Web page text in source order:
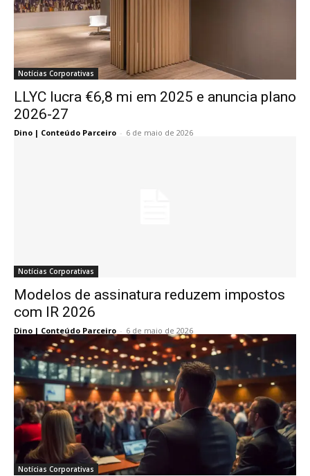
Notícias Corporativas
LLYC lucra €6,8 mi em 2025 e anuncia plano
2026-27
Dino | Conteúdo Parceiro - 6 de maio de 2026
Notícias Corporativas
Modelos de assinatura reduzem impostos
com IR 2026
Dino | Conteúdo Parceiro - 6 de maio de 2026
Notícias Corporativas